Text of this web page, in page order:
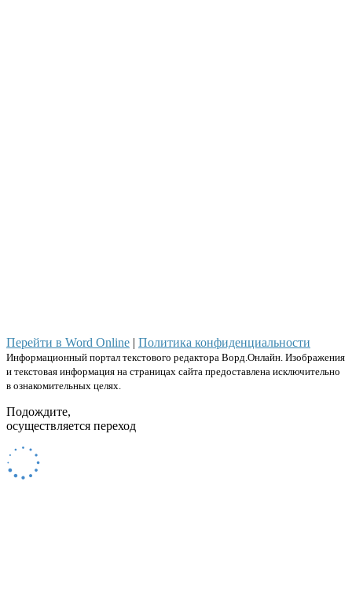
Перейти в Word Online | Политика конфиденциальности
Информационный портал текстового редактора Ворд.Онлайн. Изображения
и текстовая информация на страницах сайта предоставлена исключительно
в ознакомительных целях.
Подождите,
осуществляется переход